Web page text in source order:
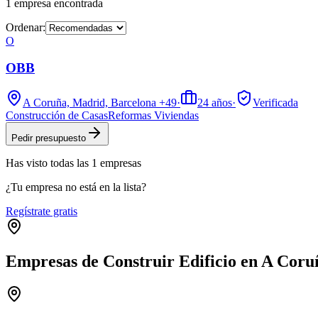
1 empresa encontrada
Ordenar:
O
OBB
A Coruña, Madrid, Barcelona +49· 24 años·
Verificada
Construcción de CasasReformas Viviendas
Pedir presupuesto
Has visto todas las 1 empresas
¿Tu empresa no está en la lista?
Regístrate gratis
Empresas de Construir Edificio en A